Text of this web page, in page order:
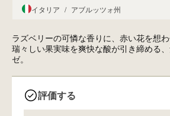
イタリア / アブルッツォ州
ラズベリーの可憐な香りに、赤い花を想わ
瑞々しい果実味を爽快な酸が引き締める
ゼ。
評価する